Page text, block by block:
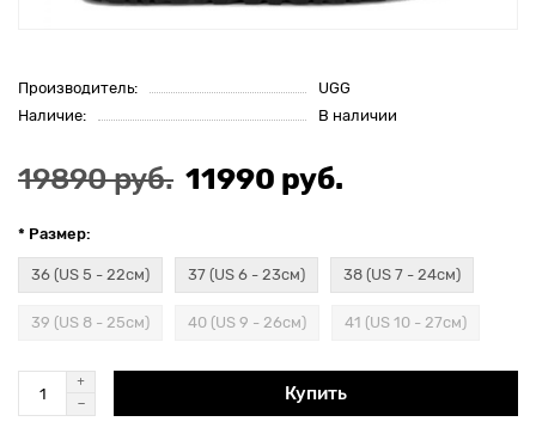
Производитель:
UGG
Наличие:
В наличии
19890 руб. 11990 руб.
* Размер:
36 (US 5 - 22см) 37 (US 6 - 23см) 38 (US 7 - 24см)
39 (US 8 - 25см) 40 (US 9 - 26см) 41 (US 10 - 27см)
Купить